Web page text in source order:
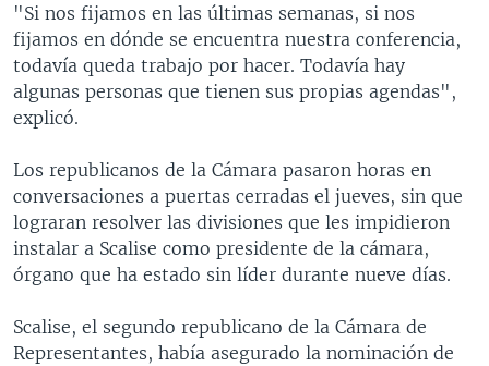
"Si nos fijamos en las últimas semanas, si nos
fijamos en dónde se encuentra nuestra conferencia,
todavía queda trabajo por hacer. Todavía hay
algunas personas que tienen sus propias agendas",
explicó.
Los republicanos de la Cámara pasaron horas en
conversaciones a puertas cerradas el jueves, sin que
lograran resolver las divisiones que les impidieron
instalar a Scalise como presidente de la cámara,
órgano que ha estado sin líder durante nueve días.
Scalise, el segundo republicano de la Cámara de
Representantes, había asegurado la nominación de